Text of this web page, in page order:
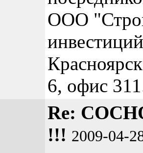
ООО
6, офис
Re:
!!! 2009-04-